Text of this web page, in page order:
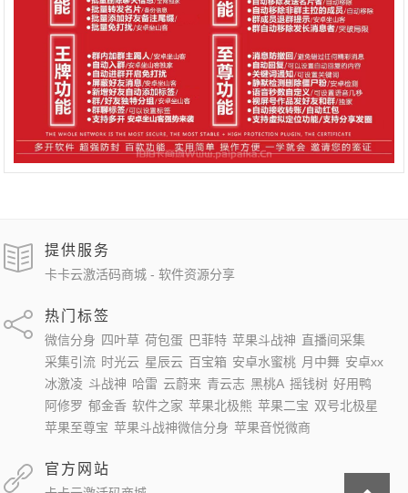
提供服务
卡卡云激活码商城 - 软件资源分享
热门标签
微信分身 四叶草 荷包蛋 巴菲特 苹果斗战神 直播间采集
采集引流 时光云 星辰云 百宝箱 安卓水蜜桃 月中舞 安卓xx
冰激凌 斗战神 哈雷 云蔚来 青云志 黑桃A 摇钱树 好用鸭
阿修罗 郁金香 软件之家 苹果北极熊 苹果二宝 双号北极星
苹果至尊宝 苹果斗战神微信分身 苹果音悦微商
官方网站